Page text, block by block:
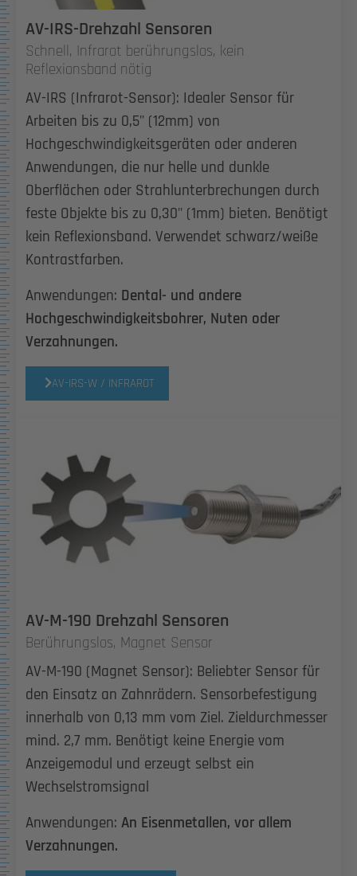
AV-IRS-Drehzahl Sensoren
Schnell, Infrarot berührungslos, kein
Reflexionsband nötig
AV-IRS (Infrarot-Sensor): Idealer Sensor für
Arbeiten bis zu 0,5" (12mm) von
Hochgeschwindigkeitsgeräten oder anderen
Anwendungen, die nur helle und dunkle
Oberflächen oder Strahlunterbrechungen durch
feste Objekte bis zu 0,30" (1mm) bieten. Benötigt
kein Reflexionsband. Verwendet schwarz/weiße
Kontrastfarben.
Anwendungen: Dental- und andere
Hochgeschwindigkeitsbohrer, Nuten oder
Verzahnungen.
AV-IRS-W / INFRAROT
AV-M-190 Drehzahl Sensoren
Berührungslos, Magnet Sensor
AV-M-190 (Magnet Sensor): Beliebter Sensor für
den Einsatz an Zahnrädern. Sensorbefestigung
innerhalb von 0,13 mm vom Ziel. Zieldurchmesser
mind. 2,7 mm. Benötigt keine Energie vom
Anzeigemodul und erzeugt selbst ein
Wechselstromsignal
Anwendungen: An Eisenmetallen, vor allem
Verzahnungen.